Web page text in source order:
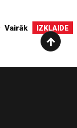
Vairāk IZKLAIDE